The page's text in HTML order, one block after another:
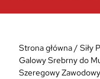
Strona główna/ Siły
Galowy Srebrny do
Szeregowy